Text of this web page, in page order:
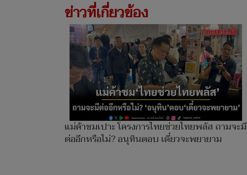
ข่าวที่เกี่ยวข้อง
แม่ค้าชมเปาะ โครงการไทยช่วยไทยพลัส ถามจะมี
ต่ออีกหรือไม่? อนุทินตอบ เดี๋ยวจะพยายาม